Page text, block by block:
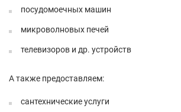
посудомоечных машин
микроволновых печей
телевизоров и др. устройств
А также предоставляем:
сантехнические услуги